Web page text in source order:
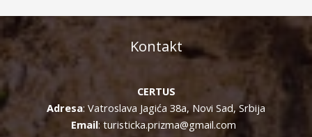
Kontakt
CERTUS
Adresa: Vatroslava Jagića 38a, Novi Sad, Srbija
Email: turisticka.prizma@gmail.com